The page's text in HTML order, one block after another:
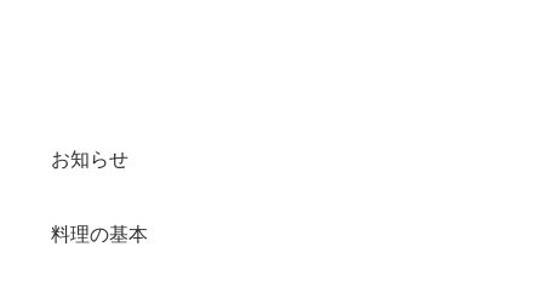
お知らせ
料理の基本